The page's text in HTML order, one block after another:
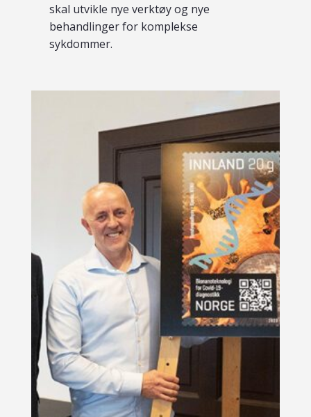
skal utvikle nye verktøy og nye
behandlinger for komplekse
sykdommer.